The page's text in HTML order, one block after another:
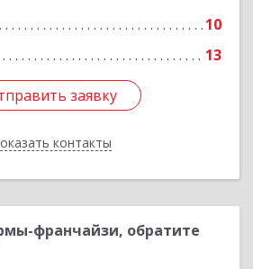
10
13
заявку
контакты
заявку
Назад
франчайзи, обратите